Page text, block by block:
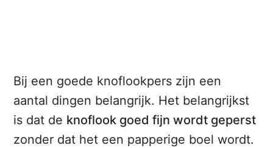
Bij een goede knoflookpers zijn een
aantal dingen belangrijk. Het belangrijkst
is dat de knoflook goed fijn wordt geperst
zonder dat het een papperige boel wordt.